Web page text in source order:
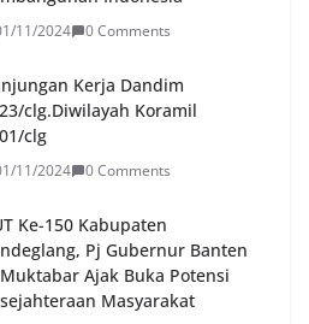
11/2024 0 Comments
Kerja Dandim
clg.Diwilayah Koramil
clg
11/2024 0 Comments
Ke-150 Kabupaten
Pj Gubernur Banten
Ajak Buka Potensi
Masyarakat